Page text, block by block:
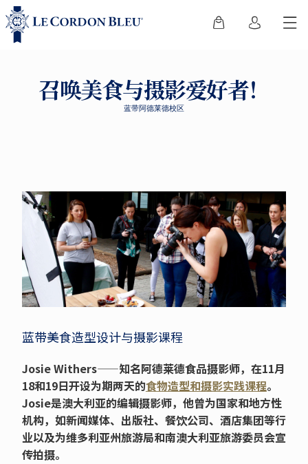
召唤美食与摄影爱好者！
蓝带阿德莱德校区
蓝带美食造型设计与摄影课程
Josie Withers——知名阿德莱德食品摄影师，在11月
18和19日开设为期两天的食物造型和摄影实践课程。
Josie是澳大利亚的编辑摄影师，他曾为国家和地方性
机构，如新闻媒体、出版社、餐饮公司、酒店集团等行
业以及为维多利亚州旅游局和南澳大利亚旅游委员会宣
传拍摄。